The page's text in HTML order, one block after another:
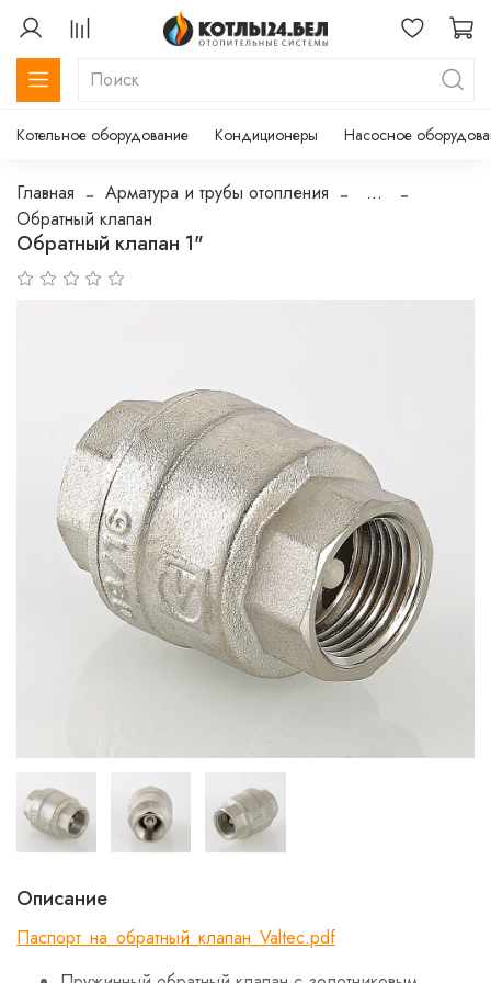
Котельное оборудование Кондиционеры Насосное
Главная Арматура и трубы отопления
...
Обратный клапан
Обратный клапан 1"
Описание
Паспорт_на_обратный_клапан_Valtec.pdf